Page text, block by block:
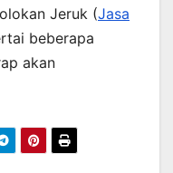
Jeruk (Jasa
beberapa
akan